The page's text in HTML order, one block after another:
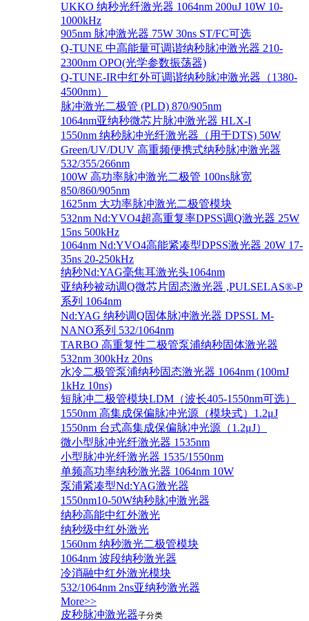
UKKO 纳秒光纤激光器 1064nm 200uJ 10W 10-
1000kHz
905nm 脉冲激光器 75W 30ns ST/FC可选
Q-TUNE 中高能量可调谐纳秒脉冲激光器 210-
2300nm OPO(光学参数振荡器)
Q-TUNE-IR中红外可调谐纳秒脉冲激光器（1380-
4500nm）
脉冲激光二极管 (PLD) 870/905nm
1064nm亚纳秒微芯片脉冲激光器 HLX-I
1550nm 纳秒脉冲光纤激光器（用于DTS) 50W
Green/UV/DUV 高重频便携式纳秒脉冲激光器
532/355/266nm
100W 高功率脉冲激光二极管 100ns脉宽
850/860/905nm
1625nm 大功率脉冲激光二极管模块
532nm Nd:YVO4超高重复率DPSS调Q激光器 25W
15ns 500kHz
1064nm Nd:YVO4高能紧凑型DPSS激光器 20W 17-
35ns 20-250kHz
纳秒Nd:YAG毫焦耳激光头1064nm
亚纳秒被动调Q微芯片固态激光器 ,PULSELAS®-P
系列 1064nm
Nd:YAG 纳秒调Q固体脉冲激光器 DPSSL M-
NANO系列 532/1064nm
TARBO 高重复性二极管泵浦纳秒固体激光器
532nm 300kHz 20ns
水冷二极管泵浦纳秒固态激光器 1064nm (100mJ
1kHz 10ns)
短脉冲二极管模块LDM（波长405-1550nm可选）
1550nm 高集成保偏脉冲光源（模块式）1.2μJ
1550nm 台式高集成保偏脉冲光源（1.2μJ）
微小型脉冲光纤激光器 1535nm
小型脉冲光纤激光器 1535/1550nm
单频高功率纳秒激光器 1064nm 10W
泵浦紧凑型Nd:YAG激光器
1550nm10-50W纳秒脉冲激光器
纳秒高能中红外激光
纳秒级中红外激光
1560nm 纳秒激光二极管模块
1064nm 波段纳秒激光器
冷消融中红外激光模块
532/1064nm 2ns亚纳秒激光器
More>>
皮秒脉冲激光器子分类